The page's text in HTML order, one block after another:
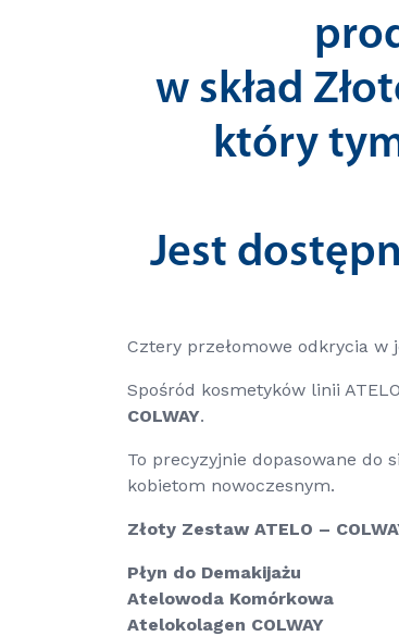
w skład
który
Jest
Cztery przełomowe odkrycia w
Spośród kosmetyków linii
COLWAY.
To precyzyjnie dopasowane do
kobietom nowoczesnym.
Złoty Zestaw ATELO –
Płyn do Demakijażu
Atelowoda Komórkowa
Atelokolagen COLWAY